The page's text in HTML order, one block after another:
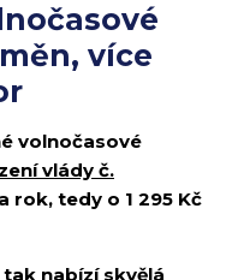
více
volnočasové
vlády č.
rok, tedy o 1 295 Kč
nabízí skvělá